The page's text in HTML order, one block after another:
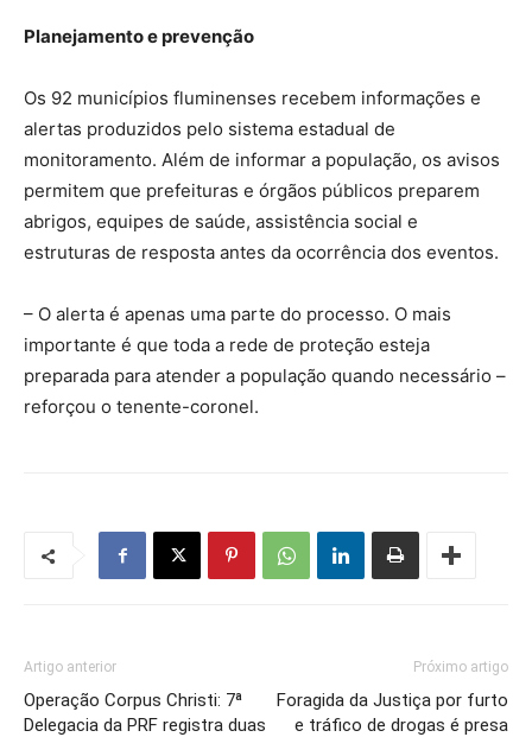
Planejamento e prevenção
Os 92 municípios fluminenses recebem informações e
alertas produzidos pelo sistema estadual de
monitoramento. Além de informar a população, os avisos
permitem que prefeituras e órgãos públicos preparem
abrigos, equipes de saúde, assistência social e
estruturas de resposta antes da ocorrência dos eventos.
– O alerta é apenas uma parte do processo. O mais
importante é que toda a rede de proteção esteja
preparada para atender a população quando necessário –
reforçou o tenente-coronel.
Artigo anterior
Operação Corpus Christi: 7ª
Delegacia da PRF registra duas
Próximo artigo
Foragida da Justiça por furto
e tráfico de drogas é presa